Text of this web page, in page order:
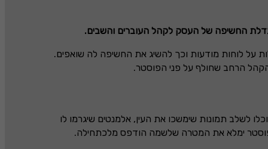
החשיפה של העסק לקהל העוברים והשבים.
על לוחות מודעות וכך להשיג את החשיפה לה שואפים.
הרחב שחולף על פני הפוסטר.
לשלב תמונות שימשכו את העין, אלמנטים שיגרמו לו
ימלא את המטרה שלשמה הודפס מלכתחילה.